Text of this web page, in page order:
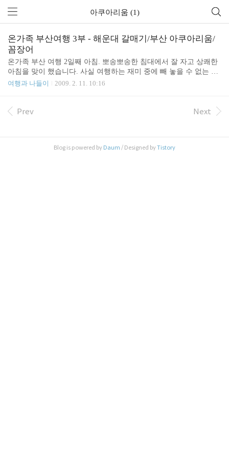
아쿠아리움 (1)
온가족 부산여행 3부 - 해운대 갈매기/부산 아쿠아리움/
꼼장어
온가족 부산 여행 2일째 아침. 뽀송뽀송한 침대에서 잘 자고 상쾌한
아침을 맞이 했습니다. 사실 여행하는 재미 중에 빼 놓을 수 없는 것
이 바로 먹는 재미죠. 원하는 음식을 마음대로 가져다 먹을 수 있다
아침시간 이라서 관광객들은 별로 없고 해변을 청소하시는 분들만
이지만 깨끗하고 아늑한 성당입니다. 특이하게 십자가를 나무 대신
여행과 나들이 2009. 2. 11. 10:16
Prev Next
Blog is powered by Daum / Designed byTistory